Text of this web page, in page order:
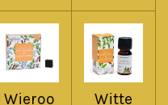
Wieroo
Witte